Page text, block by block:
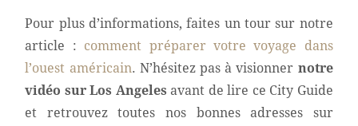
Pour plus d’informations, faites un tour sur notre
article : comment préparer votre voyage dans
l’ouest américain. N’hésitez pas à visionner notre
vidéo sur Los Angeles avant de lire ce City Guide
et retrouvez toutes nos bonnes adresses sur